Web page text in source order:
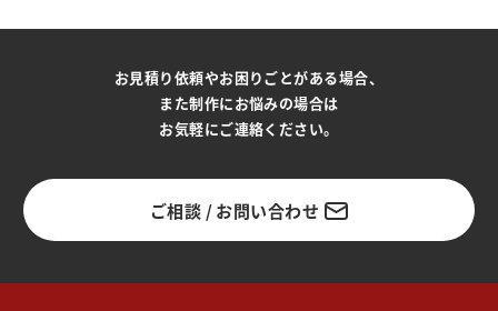
お見積り依頼やお困りごとがある場合、
また制作にお悩みの場合は
お気軽にご連絡ください。
ご相談 / お問い合わせ